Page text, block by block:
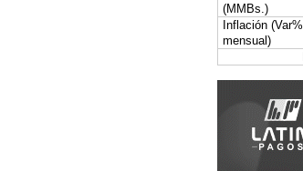
(MMBs.)
Inflación (Var%
mensual)